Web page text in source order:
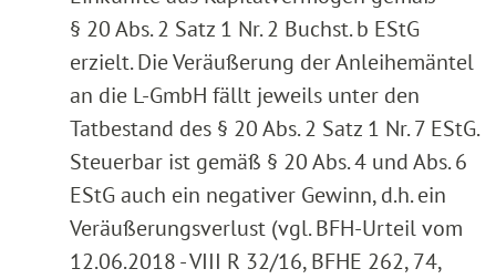
§ 20 Abs. 2 Satz 1 Nr. 2 Buchst. b EStG
erzielt. Die Veräußerung der Anleihemäntel
an die L-GmbH fällt jeweils unter den
Tatbestand des § 20 Abs. 2 Satz 1 Nr. 7 EStG.
Steuerbar ist gemäß § 20 Abs. 4 und Abs. 6
EStG auch ein negativer Gewinn, d.h. ein
Veräußerungsverlust (vgl. BFH-Urteil vom
12.06.2018 - VIII R 32/16, BFHE 262, 74,